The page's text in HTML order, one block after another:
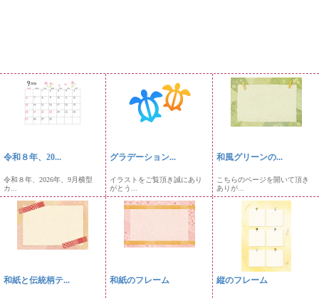
令和８年、20...
令和８年、2026年、9月横型
カ...
グラデーション...
イラストをご覧頂き誠にあり
がとう...
和風グリーンの...
こちらのページを開いて頂き
ありが...
和紙と伝統柄テ... 和紙のフレーム 縦のフレーム